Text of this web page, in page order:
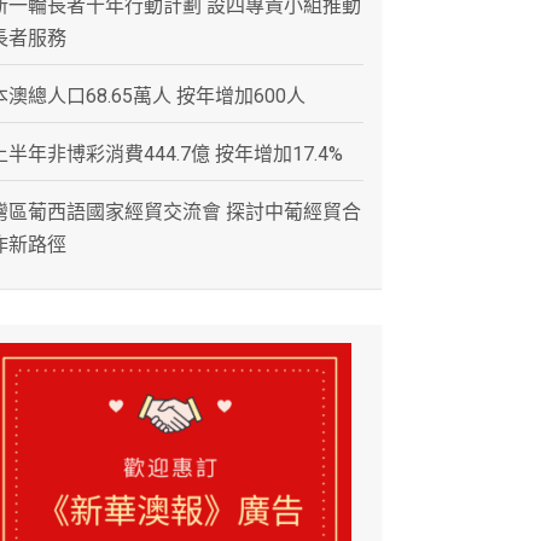
一輪長者十年行動計劃 設四專責小組推動
者服務
澳總人口68.65萬人 按年增加600人
半年非博彩消費444.7億 按年增加17.4%
區葡西語國家經貿交流會 探討中葡經貿合
新路徑